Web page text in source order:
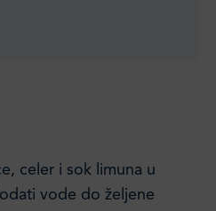
celer i sok limuna u
vode do željene